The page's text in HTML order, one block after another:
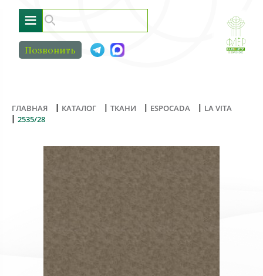
≡
Позвонить
ГЛАВНАЯ | КАТАЛОГ | ТКАНИ | ESPOCADA | LA VITA
| 2535/28